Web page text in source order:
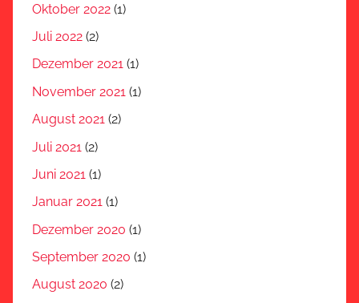
Oktober 2022 (1)
Juli 2022 (2)
Dezember 2021 (1)
November 2021 (1)
August 2021 (2)
Juli 2021 (2)
Juni 2021 (1)
Januar 2021 (1)
Dezember 2020 (1)
September 2020 (1)
August 2020 (2)